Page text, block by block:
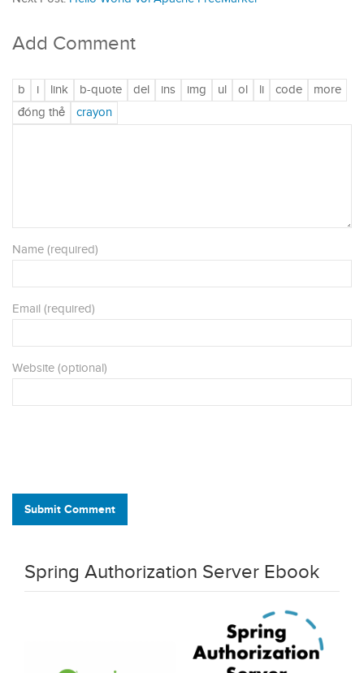
Add Comment
Name (required)
Email (required)
Website (optional)
Submit Comment
Spring Authorization Server Ebook